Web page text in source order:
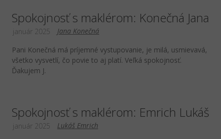
Spokojnosť s maklérom: Konečná Jana
Jana Konečná
január 2025
Pani Konečná má príjemné vystupovanie, je milá, usmievavá,
všetko vysvetlí, čo povie to aj platí. Veľká spokojnosť.
Ďakujem J.
Spokojnosť s maklérom: Emrich Lukáš
Lukáš Emrich
január 2025